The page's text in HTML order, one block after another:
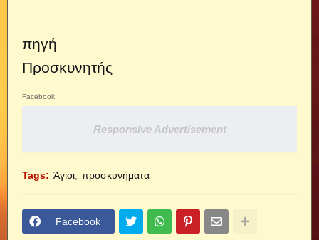
πηγή
Προσκυνητής
Facebook
Responsive Advertisement
Tags: Άγιοι προσκυνήματα
Facebook